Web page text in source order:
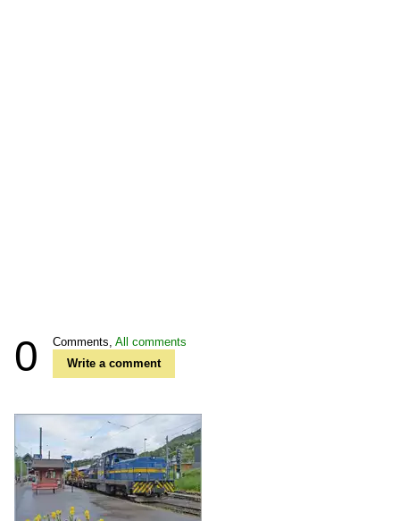
0 Comments, All comments
Write a comment